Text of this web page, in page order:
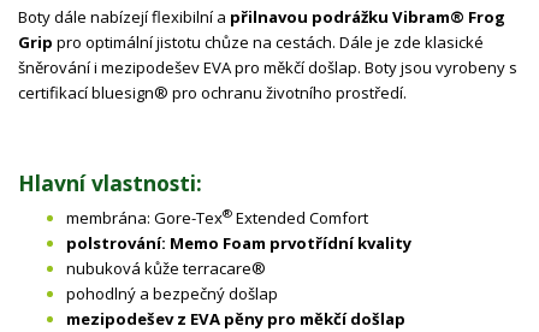
Boty dále nabízejí flexibilní a přilnavou podrážku Vibram® Frog
Grip pro optimální jistotu chůze na cestách. Dále je zde klasické
šněrování i mezipodešev EVA pro měkčí došlap. Boty jsou vyrobeny s
certifikací bluesign® pro ochranu životního prostředí.
Hlavní vlastnosti:
membrána: Gore-Tex® Extended Comfort
polstrování: Memo Foam prvotřídní kvality
nubuková kůže terracare®
pohodlný a bezpečný došlap
mezipodešev z EVA pěny pro měkčí došlap